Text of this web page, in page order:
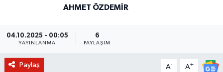
AHMET ÖZDEMIR
04.10.2025 - 00:05
YAYINLANMA
6
PAYLAŞIM
Paylaş A- A+
KÜLTÜR SANAT
SAĞLIK
Haber Arşivi